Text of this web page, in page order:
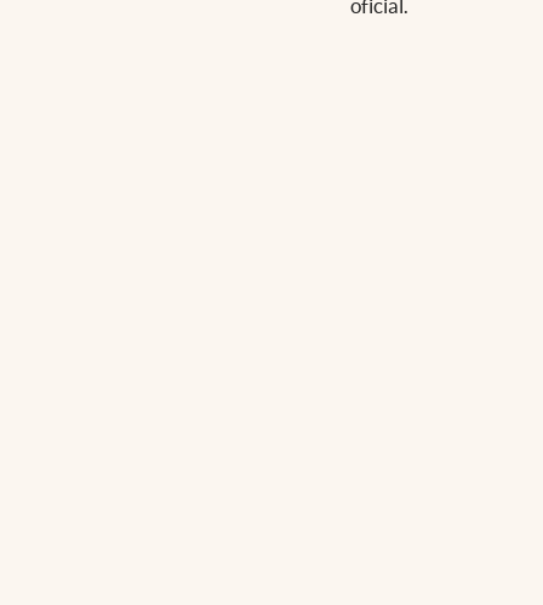
oficial.